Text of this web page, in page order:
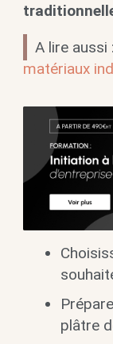
A lire aussi :
matériaux
plâtre